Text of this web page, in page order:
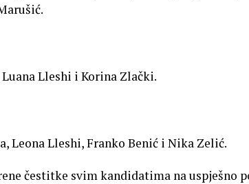
Lleshi i Korina Zlački.
Leona Lleshi, Franko Benić i Nika Zelić.
čestitke svim kandidatima na uspješno